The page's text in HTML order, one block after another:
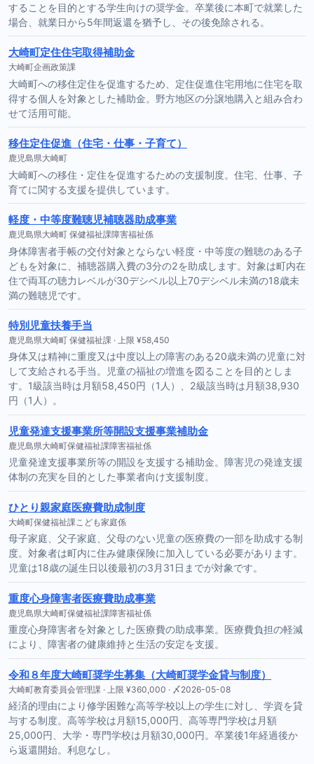
することを目的とする学生向けの奨学金。卒業後に本町で就業した
場合、就業日から5年間返還を猶予し、その後免除される。
大崎町定住住宅取得補助金
大崎町企画政策課
大崎町への移住定住を促進するため、定住促進住宅用地に住宅を取
得する個人を対象とした補助金。野方地区の分譲地購入と組み合わ
せて活用可能。
移住定住促進（住宅・仕事・子育て）
鹿児島県大崎町
大崎町への移住・定住を促進するための支援制度。住宅、仕事、子
育てに関する支援を提供しています。
軽度・中等度難聴児補聴器助成事業
鹿児島県大崎町 保健福祉課障害福祉係
身体障害者手帳の交付対象とならない軽度・中等度の難聴のある子
どもを対象に、補聴器購入費の3分の2を助成します。対象は町内在
住で両耳の聴力レベルが30デシベル以上70デシベル未満の18歳未
満の難聴児です。
特別児童扶養手当
鹿児島県大崎町 保健福祉課 · 上限 ¥58,450
身体又は精神に重度又は中度以上の障害のある20歳未満の児童に対
して支給される手当。児童の福祉の増進を図ることを目的としま
す。1級該当時は月額58,450円（1人）、2級該当時は月額38,930
円（1人）。
児童発達支援事業所等開設支援事業補助金
鹿児島県大崎町保健福祉課障害福祉係
児童発達支援事業所等の開設を支援する補助金。障害児の発達支援
体制の充実を目的とした事業者向け支援制度。
ひとり親家庭医療費助成制度
大崎町保健福祉課こども家庭係
母子家庭、父子家庭、父母のない児童の医療費の一部を助成する制
度。対象者は町内に住み健康保険に加入している必要があります。
児童は18歳の誕生日以後最初の3月31日までが対象です。
重度心身障害者医療費助成事業
鹿児島県大崎町保健福祉課障害福祉係
重度心身障害者を対象とした医療費の助成事業。医療費負担の軽減
により、障害者の健康維持と生活の安定を支援。
令和８年度大崎町奨学生募集（大崎町奨学金貸与制度）
大崎町教育委員会管理課 · 上限 ¥360,000 · 〆2026-05-08
経済的理由により修学困難な高等学校以上の学生に対し、学資を貸
与する制度。高等学校は月額15,000円、高等専門学校は月額
25,000円、大学・専門学校は月額30,000円。卒業後1年経過後か
ら返還開始。利息なし。